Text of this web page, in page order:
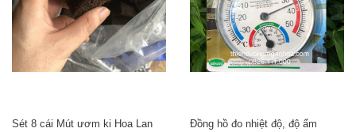
Sét 8 cái Mút ươm ki Hoa Lan
Đồng hồ đo nhiệt độ, độ ẩm